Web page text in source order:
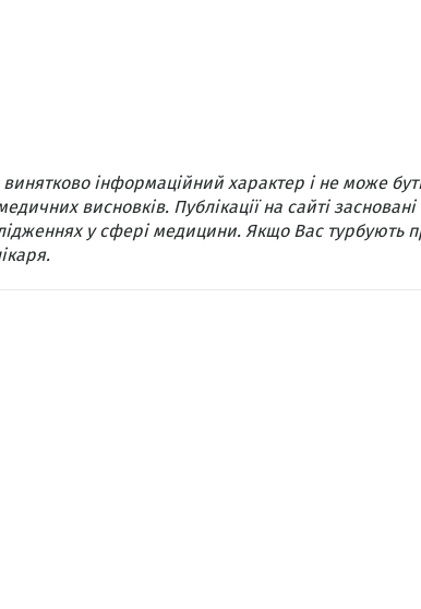
інформаційний характер і не може
висновків. Публікації на сайті засновані
у сфері медицини. Якщо Вас турбують